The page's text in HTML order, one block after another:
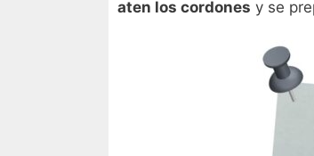
aten los cordones y se